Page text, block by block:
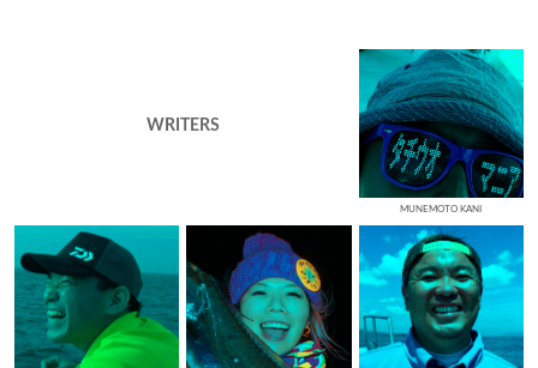
WRITERS
MUNEMOTO KANI